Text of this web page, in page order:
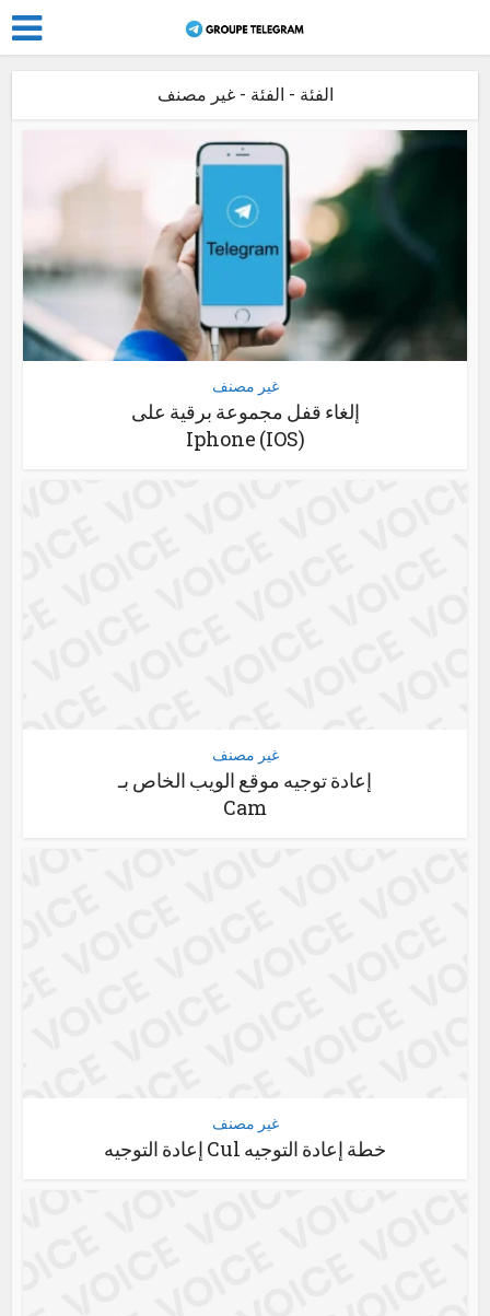
الفئة - الفئة - غير مصنف
غير مصنف
إلغاء قفل مجموعة برقية على
Iphone (IOS)
غير مصنف
إعادة توجيه موقع الويب الخاص بـ
Cam
غير مصنف
خطة إعادة التوجيه Cul إعادة التوجيه